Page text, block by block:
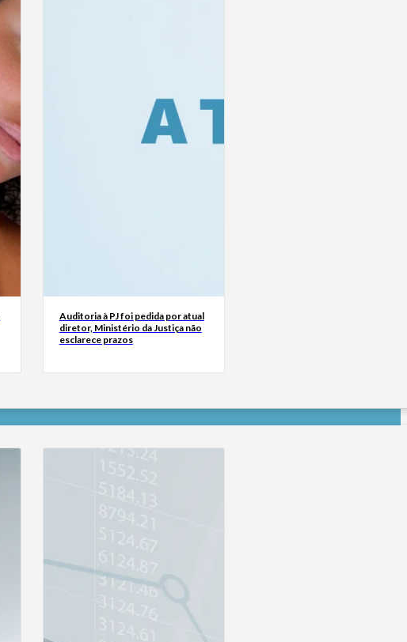
Auditoria à PJ foi pedida por atual
diretor, Ministério da Justiça não
esclarece prazos